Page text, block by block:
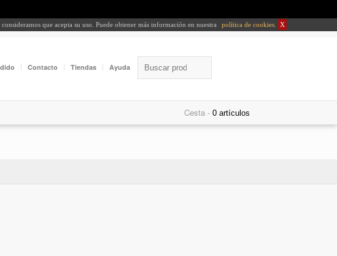
que acepta su uso. Puede obtener más información en nuestra política de cookies X
Contacto Tiendas Ayuda
Cesta -